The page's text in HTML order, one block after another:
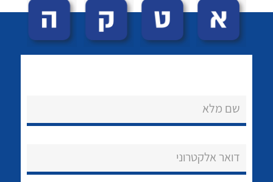
הצוות שלנו
שם מלא
דואר אלקטרוני